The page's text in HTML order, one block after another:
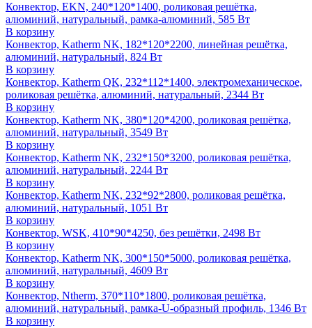
Конвектор, EKN, 240*120*1400, роликовая решётка,
алюминий, натуральный, рамка-алюминий, 585 Вт
В корзину
Конвектор, Katherm NK, 182*120*2200, линейная решётка,
алюминий, натуральный, 824 Вт
В корзину
Конвектор, Katherm QK, 232*112*1400, электромеханическое,
роликовая решётка, алюминий, натуральный, 2344 Вт
В корзину
Конвектор, Katherm NK, 380*120*4200, роликовая решётка,
алюминий, натуральный, 3549 Вт
В корзину
Конвектор, Katherm NK, 232*150*3200, роликовая решётка,
алюминий, натуральный, 2244 Вт
В корзину
Конвектор, Katherm NK, 232*92*2800, роликовая решётка,
алюминий, натуральный, 1051 Вт
В корзину
Конвектор, WSK, 410*90*4250, без решётки, 2498 Вт
В корзину
Конвектор, Katherm NK, 300*150*5000, роликовая решётка,
алюминий, натуральный, 4609 Вт
В корзину
Конвектор, Ntherm, 370*110*1800, роликовая решётка,
алюминий, натуральный, рамка-U-образный профиль, 1346 Вт
В корзину